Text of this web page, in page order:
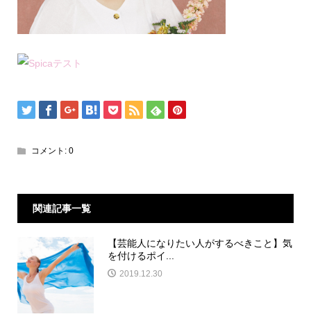
コメント: 0
関連記事一覧
【芸能人になりたい人がするべきこと】気
を付けるポイ...
2019.12.30